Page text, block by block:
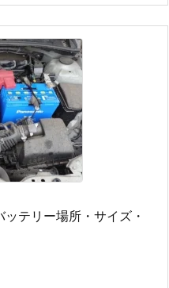
ッテリー場所・サイズ・